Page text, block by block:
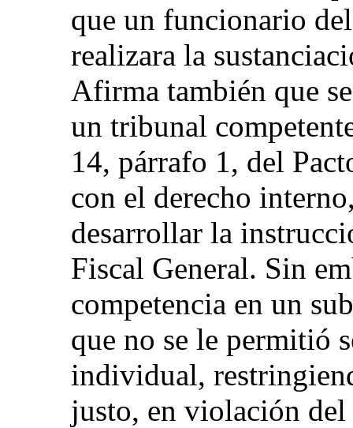
que un funcionario
realizara la
Afirma también que
un tribunal
14, párrafo 1, del
con el derecho
desarrollar la
Fiscal General. Sin
competencia en un
que no se le permitió
individual,
justo, en violación